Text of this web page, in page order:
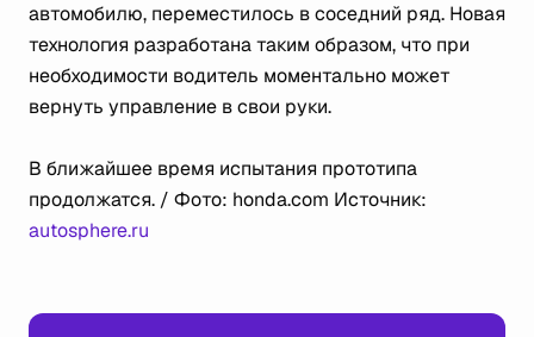
автомобилю, переместилось в соседний ряд. Новая
технология разработана таким образом, что при
необходимости водитель моментально может
вернуть управление в свои руки.
В ближайшее время испытания прототипа
продолжатся. / Фото: honda.com Источник:
autosphere.ru